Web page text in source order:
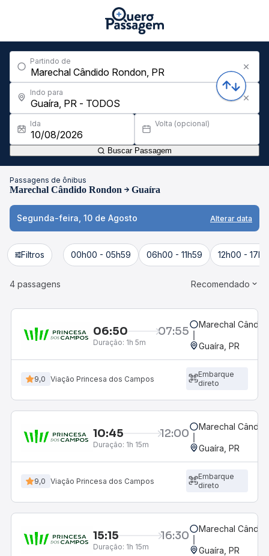
Partindo de
Indo para
Ida Volta (opcional)
Buscar Passagem
Passagens de ônibus
Marechal Cândido Rondon Guaíra
Segunda-feira, 10 de Agosto Alterar data
Filtros 00h00 - 05h59 06h00 - 11h59 12h00 -
4 passagens Recomendado
06:50 07:55
Duração: 1h 5m
Marechal
Guaíra, PR
9,0 Viação Princesa dos Campos
Embarque
direto
10:45 12:00
Duração: 1h 15m
Marechal
Guaíra, PR
9,0 Viação Princesa dos Campos
Embarque
direto
15:15 16:30
Duração: 1h 15m
Marechal
Guaíra, PR